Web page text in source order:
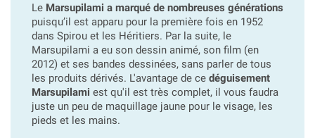
Le Marsupilami a marqué de nombreuses générations
puisqu’il est apparu pour la première fois en 1952
dans Spirou et les Héritiers. Par la suite, le
Marsupilami a eu son dessin animé, son film (en
2012) et ses bandes dessinées, sans parler de tous
les produits dérivés. L'avantage de ce déguisement
Marsupilami est qu'il est très complet, il vous faudra
juste un peu de maquillage jaune pour le visage, les
pieds et les mains.